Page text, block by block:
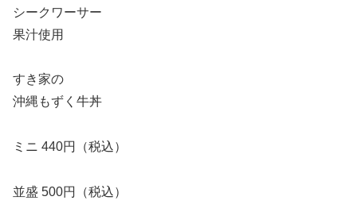
シークワーサー
果汁使用
すき家の
沖縄もずく牛丼
ミニ 440円（税込）
並盛 500円（税込）